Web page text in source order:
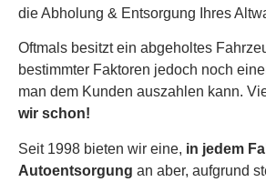
die Abholung & Entsorgung Ihres
Oftmals besitzt ein abgeholtes
bestimmter Faktoren jedoch noch
man dem Kunden auszahlen kann.
wir schon!
Seit 1998 bieten wir eine, in jedem
Autoentsorgung an aber, aufgrund